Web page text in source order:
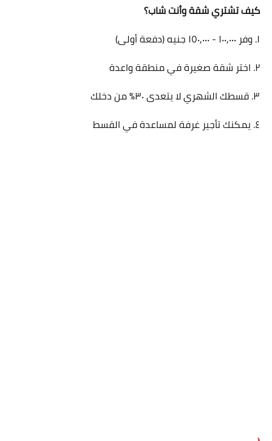
كيف تشتري شقة وأنت شاب؟
١. وفر ١٠٠,٠٠٠ - ١٥٠,٠٠٠ جنيه (دفعة أولى)
٢. اختر شقة صغيرة في منطقة واعدة
٣. قسطك الشهري لا يتعدى ٣٠٪ من دخلك
٤. يمكنك تأجير غرفة لمساعدة في القسط